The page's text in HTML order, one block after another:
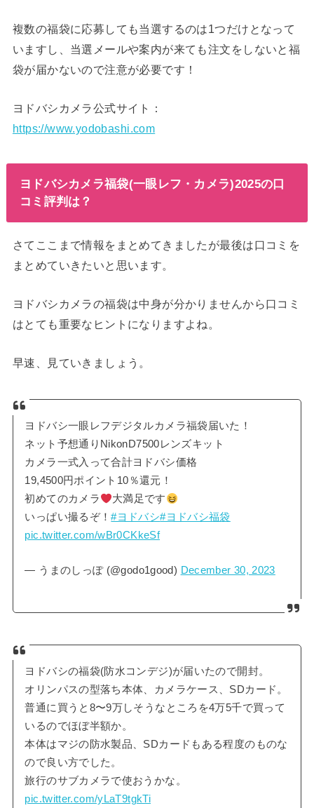
複数の福袋に応募しても当選するのは1つだけとなって
いますし、当選メールや案内が来ても注文をしないと福
袋が届かないので注意が必要です！
ヨドバシカメラ公式サイト：
https://www.yodobashi.com
ヨドバシカメラ福袋(一眼レフ・カメラ)2025の口
コミ評判は？
さてここまで情報をまとめてきましたが最後は口コミを
まとめていきたいと思います。
ヨドバシカメラの福袋は中身が分かりませんから口コミ
はとても重要なヒントになりますよね。
早速、見ていきましょう。
ヨドバシ一眼レフデジタルカメラ福袋届いた！
ネット予想通りNikonD7500レンズキット
カメラ一式入って合計ヨドバシ価格
19,4500円ポイント10％還元！
初めてのカメラ
大満足です
いっぱい撮るぞ！#ヨドバシ#ヨドバシ福袋
pic.twitter.com/wBr0CKkeSf
— うまのしっぽ (@godo1good) December 30, 2023
ヨドバシの福袋(防水コンデジ)が届いたので開封。
オリンパスの型落ち本体、カメラケース、SDカード。
普通に買うと8〜9万しそうなところを4万5千で買って
いるのでほぼ半額か。
本体はマジの防水製品、SDカードもある程度のものな
ので良い方でした。
旅行のサブカメラで使おうかな。
pic.twitter.com/yLaT9tgkTi